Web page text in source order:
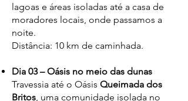
lagoas e áreas isoladas até a casa de
moradores locais, onde passamos a
noite.
Distância: 10 km de caminhada.
Dia 03 – Oásis no meio das dunas
Travessia até o Oásis Queimada dos
Britos, uma comunidade isolada no